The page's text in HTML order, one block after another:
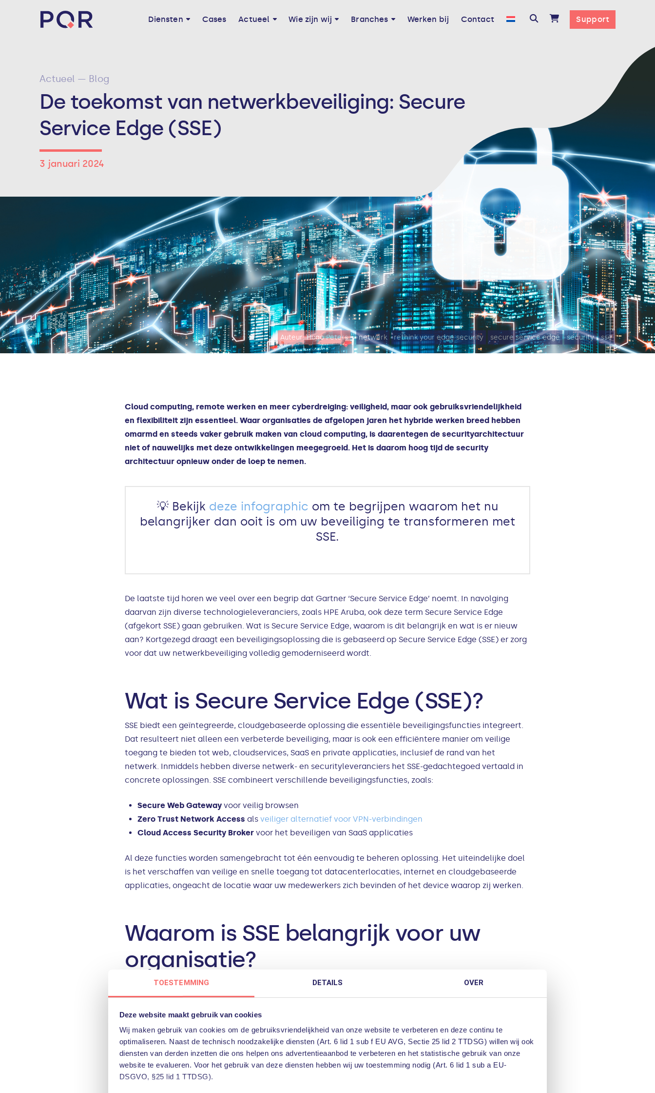
TOESTEMMING DETAILS OVER
Deze website maakt gebruik van cookies
Wij maken gebruik van cookies om de gebruiksvriendelijkheid van onze website te verbeteren en deze continu te
optimaliseren. Naast de technisch noodzakelijke diensten (Art. 6 lid 1 sub f EU AVG, Sectie 25 lid 2 TTDSG) willen wij ook
diensten van derden inzetten die ons helpen ons advertentieaanbod te verbeteren en het statistische gebruik van onze
website te evalueren. Voor het gebruik van deze diensten hebben wij uw toestemming nodig (Art. 6 lid 1 sub a EU-
DSGVO, §25 lid 1 TTDSG).
Diensten Cases Actueel Wie zijn wij Branches Werken bij Contact Support
Actueel — Blog
De toekomst van netwerkbeveiliging: Secure
Service Edge (SSE)
3 januari 2024
Auteur: Hugo Peters netwerk rethink your edge security secure service edge security sse
Cloud computing, remote werken en meer cyberdreiging: veiligheid, maar ook gebruiksvriendelijkheid
en flexibiliteit zijn essentieel. Waar organisaties de afgelopen jaren het hybride werken breed hebben
omarmd en steeds vaker gebruik maken van cloud computing, is daarentegen de securityarchitectuur
niet of nauwelijks met deze ontwikkelingen meegegroeid. Het is daarom hoog tijd de security
architectuur opnieuw onder de loep te nemen.
💡 Bekijk deze infographic om te begrijpen waarom het nu
belangrijker dan ooit is om uw beveiliging te transformeren met
SSE.
De laatste tijd horen we veel over een begrip dat Gartner ‘Secure Service Edge’ noemt. In navolging
daarvan zijn diverse technologieleveranciers, zoals HPE Aruba, ook deze term Secure Service Edge
(afgekort SSE) gaan gebruiken. Wat is Secure Service Edge, waarom is dit belangrijk en wat is er nieuw
aan? Kortgezegd draagt een beveiligingsoplossing die is gebaseerd op Secure Service Edge (SSE) er zorg
voor dat uw netwerkbeveiliging volledig gemoderniseerd wordt.
Wat is Secure Service Edge (SSE)?
SSE biedt een geïntegreerde, cloudgebaseerde oplossing die essentiële beveiligingsfuncties integreert.
Dat resulteert niet alleen een verbeterde beveiliging, maar is ook een efficiëntere manier om veilige
toegang te bieden tot web, cloudservices, SaaS en private applicaties, inclusief de rand van het
netwerk. Inmiddels hebben diverse netwerk- en securityleveranciers het SSE-gedachtegoed vertaald in
concrete oplossingen. SSE combineert verschillende beveiligingsfuncties, zoals:
Secure Web Gateway voor veilig browsen
Zero Trust Network Access alsveiliger alternatief voor VPN-verbindingen
Cloud Access Security Broker voor het beveiligen van SaaS applicaties
Al deze functies worden samengebracht tot één eenvoudig te beheren oplossing. Het uiteindelijke doel
is het verschaffen van veilige en snelle toegang tot datacenterlocaties, internet en cloudgebaseerde
applicaties, ongeacht de locatie waar uw medewerkers zich bevinden of het device waarop zij werken.
Waarom is SSE belangrijk voor uw
organisatie?
De beveiliging van het netwerk en datacenter was altijd georganiseerd rondom de fysieke locaties: de
kantoorlocaties en de datacenters, waarbij de gebruikers, applicaties en gegevens zich veilig achter de
firewall bevonden. Maar deze inrichting sluit niet meer aan bij de huidige realiteit waarbij medewerkers
veel remote werken en data en applicaties steeds vaker buiten het eigen datacenter geplaatst worden.
SSE zorgt voor:
Verbeterde beveiliging: In een tijdperk waarin cyberdreigingen steeds geavanceerder worden, biedt